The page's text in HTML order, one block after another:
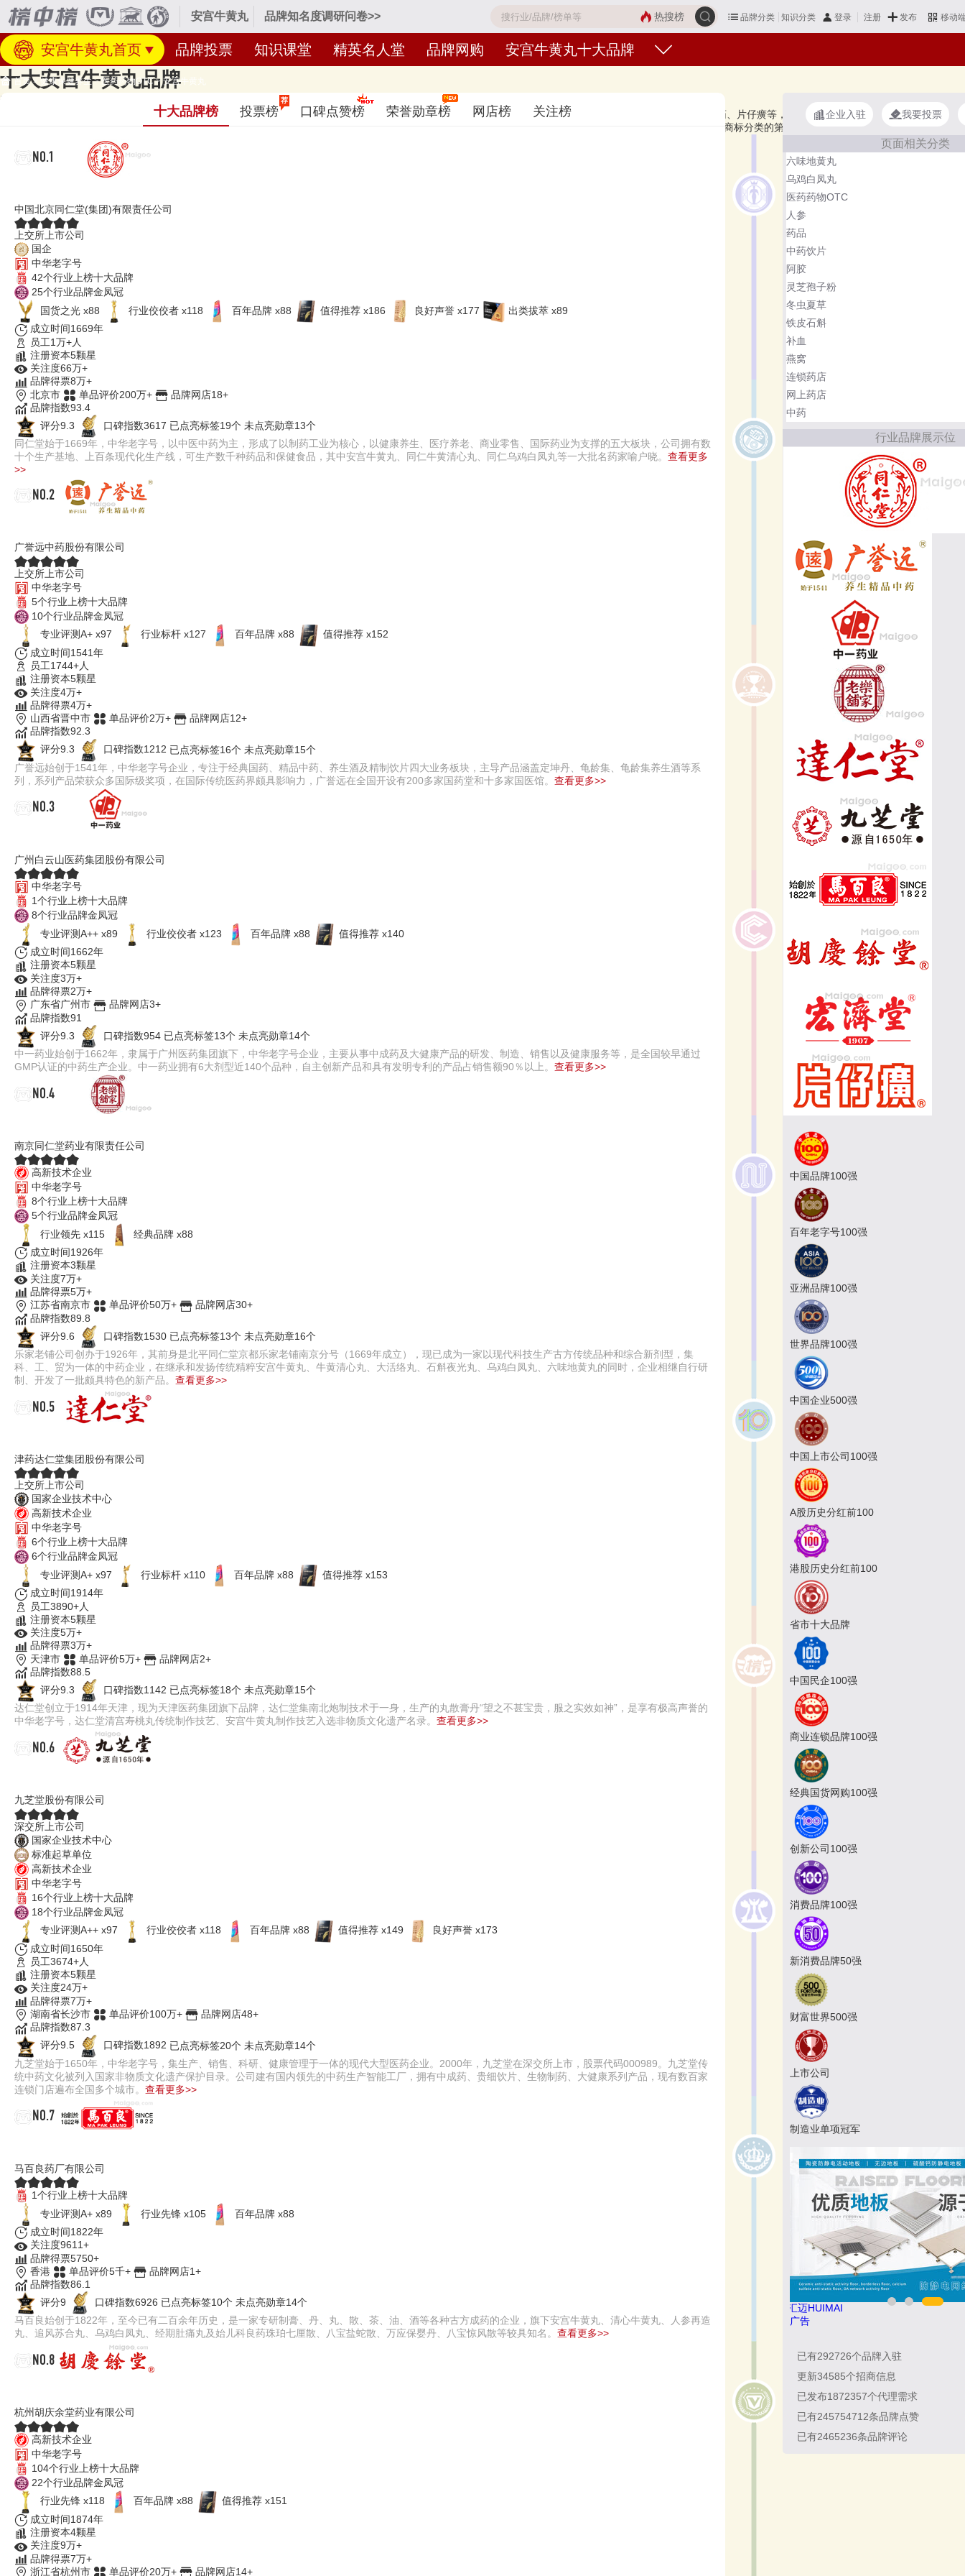
安宫牛黄丸 品牌知名度调研问卷>> 品牌分类 知识分类 登录 注册 发布 移动
热搜榜
安宫牛黄丸首页 品牌投票 知识课堂 精英名人堂 品牌网购 安宫牛黄丸十大品牌
十大安宫牛黄丸品牌
安宫牛黄丸品牌排行榜，牛黄安宫丸品牌，安宫牛黄丸哪个牌子好〈2026〉
安宫牛黄丸十大品牌名单
发布啦！居前十的有：同仁堂、广誉远、中一药业、乐家老铺、达仁堂、九芝堂、马百良、胡庆余堂、宏济堂制药、片仔癀等，上榜安宫牛黄丸十大品牌榜单和著名安
是口碑好或知名度高、有实力的品牌，排名不分先后，仅供借鉴参考，想知道什么牌子的安宫牛黄丸好？您可以多比较，选择自己满意的！安宫牛黄丸品牌主要属于商标分类的第5类。榜单更新时间：2026年07月18日
首页 > 健康保健养生 > 医药药物OTC > 安宫牛黄丸
十大品牌榜 投票榜
荐
口碑点赞榜 荣誉勋章榜 网店榜 关注榜
NO.1
中国北京同仁堂(集团)有限责任公司
上交所上市公司
国企
中华老字号
42个行业上榜十大品牌
25个行业品牌金凤冠
国货之光 x88
行业佼佼者 x118 百年品牌 x88 值得推荐 x186 良好声誉 x177
出类拔萃 x89
成立时间1669年
员工1万+人
注册资本5颗星
关注度66万+
品牌得票8万+
北京市
单品评价200万+
品牌网店18+
品牌指数93.4
评分9.3
口碑指数3617 已点亮标签19个 未点亮勋章13个
同仁堂始于1669年，中华老字号，以中医中药为主，形成了以制药工业为核心，以健康养生、医疗养老、商业零售、国际药业为支撑的五大板块，公司拥有数
十个生产基地、上百条现代化生产线，可生产数千种药品和保健食品，其中安宫牛黄丸、同仁牛黄清心丸、同仁乌鸡白凤丸等一大批名药家喻户晓。 查看更多
>>
NO.2
广誉远中药股份有限公司
上交所上市公司
中华老字号
5个行业上榜十大品牌
10个行业品牌金凤冠
专业评测A+ x97
行业标杆 x127 百年品牌 x88
值得推荐 x152
成立时间1541年
员工1744+人
注册资本5颗星
关注度4万+
品牌得票4万+
山西省晋中市
单品评价2万+
品牌网店12+
品牌指数92.3
评分9.3
口碑指数1212 已点亮标签16个 未点亮勋章15个
广誉远始创于1541年，中华老字号企业，专注于经典国药、精品中药、养生酒及精制饮片四大业务板块，主导产品涵盖定坤丹、龟龄集、龟龄集养生酒等系
列，系列产品荣获众多国际级奖项，在国际传统医药界颇具影响力，广誉远在全国开设有200多家国药堂和十多家国医馆。 查看更多>>
NO.3
广州白云山医药集团股份有限公司
中华老字号
1个行业上榜十大品牌
8个行业品牌金凤冠
专业​评测A++ x89
行业佼佼者 x123 百年品牌 x88
值得推荐 x140
成立时间1662年
注册资本5颗星
关注度3万+
品牌得票2万+
广东省广州市
品牌网店3+
品牌指数91
评分9.3
口碑指数954 已点亮标签13个 未点亮勋章14个
中一药业始创于1662年，隶属于广州医药集团旗下，中华老字号企业，主要从事中成药及大健康产品的研发、制造、销售以及健康服务等，是全国较早通过
GMP认证的中药生产企业。中一药业拥有6大剂型近140个品种，自主创新产品和具有发明专利的产品占销售额90％以上。 查看更多>>
NO.4
南京同仁堂药业有限责任公司
高新技术企业
中华老字号
8个行业上榜十大品牌
5个行业品牌金凤冠
行业领先 x115
经典品牌 x88
成立时间1926年
注册资本3颗星
关注度7万+
品牌得票5万+
江苏省南京市
单品评价50万+
品牌网店30+
品牌指数89.8
评分9.6
口碑指数1530 已点亮标签13个 未点亮勋章16个
乐家老铺公司创办于1926年，其前身是北平同仁堂京都乐家老铺南京分号（1669年成立），现已成为一家以现代科技生产古方传统品种和综合新剂型，集
科、工、贸为一体的中药企业，在继承和发扬传统精粹安宫牛黄丸、牛黄清心丸、大活络丸、石斛夜光丸、乌鸡白凤丸、六味地黄丸的同时，企业相继自行研
制、开发了一批颇具特色的新产品。 查看更多>>
NO.5
津药达仁堂集团股份有限公司
上交所上市公司
国家企业技术中心
高新技术企业
中华老字号
6个行业上榜十大品牌
6个行业品牌金凤冠
专业评测A+ x97
行业标杆 x110 百年品牌 x88
值得推荐 x153
成立时间1914年
员工3890+人
注册资本5颗星
关注度5万+
品牌得票3万+
天津市
单品评价5万+
品牌网店2+
品牌指数88.5
评分9.3
口碑指数1142 已点亮标签18个 未点亮勋章15个
达仁堂创立于1914年天津，现为天津医药集团旗下品牌，达仁堂集南北炮制技术于一身，生产的丸散膏丹“望之不甚宝贵，服之实效如神”，是享有极高声誉的
中华老字号，达仁堂清宫寿桃丸传统制作技艺、安宫牛黄丸制作技艺入选非物质文化遗产名录。 查看更多>>
NO.6
九芝堂股份有限公司
深交所上市公司
国家企业技术中心
标准起草单位
高新技术企业
中华老字号
16个行业上榜十大品牌
18个行业品牌金凤冠
专业​评测A++ x97
行业佼佼者 x118 百年品牌 x88 值得推荐 x149
良好声誉 x173
成立时间1650年
员工3674+人
注册资本5颗星
关注度24万+
品牌得票7万+
湖南省长沙市
单品评价100万+
品牌网店48+
品牌指数87.3
评分9.5
口碑指数1892 已点亮标签20个 未点亮勋章14个
九芝堂始于1650年，中华老字号，集生产、销售、科研、健康管理于一体的现代大型医药企业。2000年，九芝堂在深交所上市，股票代码000989。九芝堂传
统中药文化被列入国家非物质文化遗产保护目录。公司建有国内领先的中药生产智能工厂，拥有中成药、贵细饮片、生物制药、大健康系列产品，现有数百家
连锁门店遍布全国多个城市。 查看更多>>
NO.7
马百良药厂有限公司
1个行业上榜十大品牌
专业评测A+ x89
行业先锋 x105
百年品牌 x88
成立时间1822年
关注度9611+
品牌得票5750+
香港
单品评价5千+
品牌网店1+
品牌指数86.1
评分9
口碑指数6926 已点亮标签10个 未点亮勋章14个
马百良始创于1822年，至今已有二百余年历史，是一家专研制膏、丹、丸、散、茶、油、酒等各种古方成药的企业，旗下安宫牛黄丸、清心牛黄丸、人参再造
丸、追风苏合丸、乌鸡白凤丸、经期肚痛丸及始儿科良药珠珀七厘散、八宝盐蛇散、万应保婴丹、八宝惊风散等较具知名。 查看更多>>
NO.8
杭州胡庆余堂药业有限公司
高新技术企业
中华老字号
104个行业上榜十大品牌
22个行业品牌金凤冠
行业先锋 x118
百年品牌 x88
值得推荐 x151
成立时间1874年
注册资本4颗星
关注度9万+
品牌得票7万+
浙江省杭州市
单品评价20万+ 品牌网店14+
企业入驻 我要投票
页面相关分类
六味地黄丸
乌鸡白凤丸
医药药物OTC
人参
药品
中药饮片
阿胶
灵芝孢子粉
冬虫夏草
铁皮石斛
补血
燕窝
连锁药店
网上药店
中药
行业品牌展示位
中国品牌100强
百年老字号100强
亚洲品牌100强
世界品牌100强
中国企业500强
中国上市公司100强
A股历史分红前100
港股历史分红前100
省市十大品牌
中国民企100强
商业连锁品牌100强
经典国货网购100强
创新公司100强
消费品牌100强
新消费品牌50强
财富世界500强
上市公司
制造业单项冠军
汇迈HUIMAI
广告
已有292726个品牌入驻
更新34585个招商信息
已发布1872357个代理需求
已有245754712条品牌点赞
已有2465236条品牌评论